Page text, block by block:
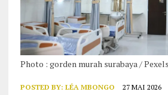
Photo : gorden murah surabaya / Pexels
POSTED BY: LÉA MBONGO 27 MAI 2026